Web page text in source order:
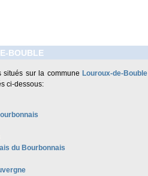
BOUBLE
situés sur la commune Louroux-de-Bouble
ci-dessous:
du Bourbonnais